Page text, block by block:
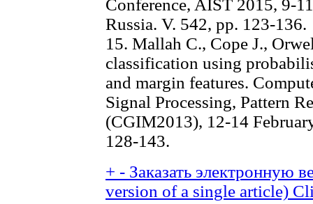
Conference, AIST 2015, 9-
Russia. V. 542, pp. 123-136.
15. Mallah C., Cope J.,
classification using
and margin features.
Signal Processing, Pattern
(CGIM2013), 12-14
128-143.
+ - Заказать электронную
version of a single article)